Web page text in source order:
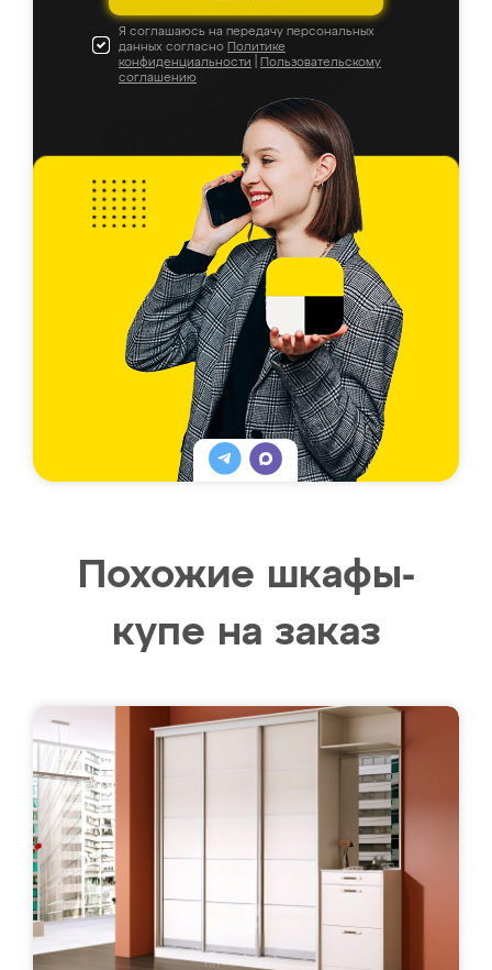
Я соглашаюсь на передачу персональных
данных согласно Политике
конфиденциальности
Пользовательскому
соглашению
Похожие шкафы-
купе на заказ